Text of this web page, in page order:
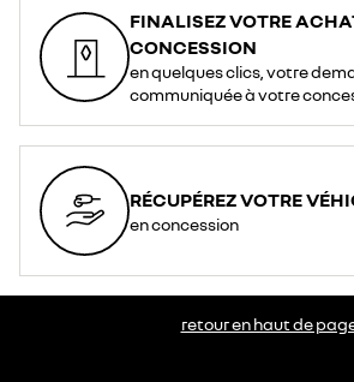
FINALISEZ VOTRE
CONCESSION
en quelques clics, votre
communiquée à votre
RÉCUPÉREZ VOTRE
en concession
retour en haut de